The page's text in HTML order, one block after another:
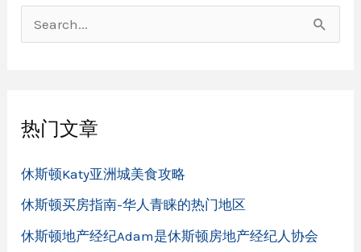
之
糖
索
热门文章
休斯顿Katy亚洲城美食攻略
休斯顿买房指南-华人青睐的热门地区
休斯顿地产经纪Adam是休斯顿房地产经纪人协会